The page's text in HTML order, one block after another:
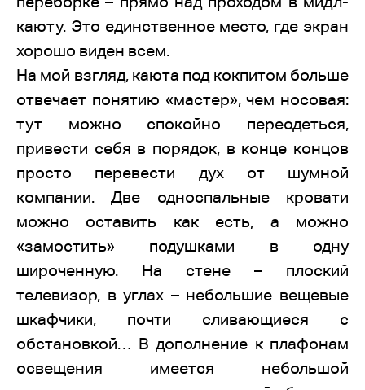
каюту. Это единственное место, где экран
хорошо виден всем.
На мой взгляд, каюта под кокпитом больше
отвечает понятию «мастер», чем носовая:
тут можно спокойно переодеться,
привести себя в порядок, в конце концов
просто перевести дух от шумной
компании. Две односпальные кровати
можно оставить как есть, а можно
«замостить» подушками в одну
широченную. На стене – плоский
телевизор, в углах – небольшие вещевые
шкафчики, почти сливающиеся с
обстановкой… В дополнение к плафонам
освещения имеется небольшой